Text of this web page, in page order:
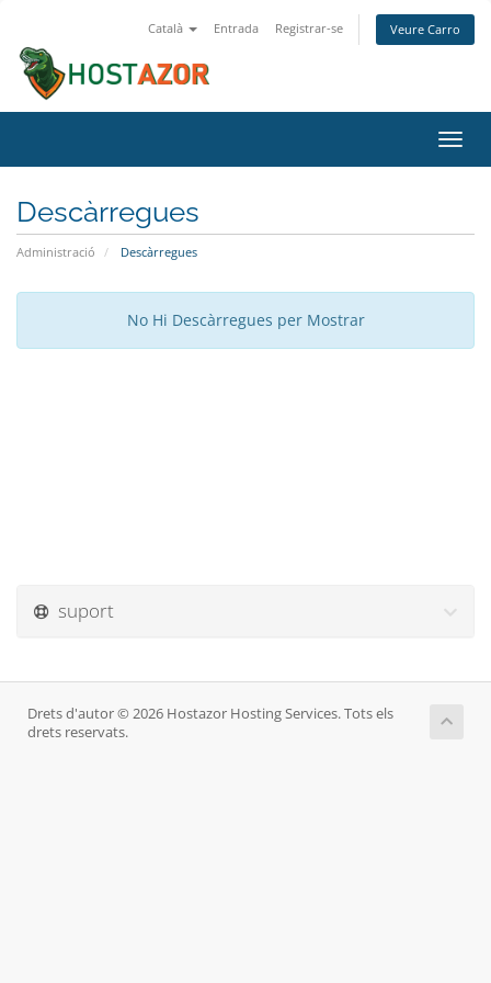
Català Entrada Registrar-se Veure Carro
la
Descàrregues
Administració Descàrregues
No Hi Descàrregues per Mostrar
suport
Drets d'autor © 2026 Hostazor Hosting Services. Tots els
drets reservats.